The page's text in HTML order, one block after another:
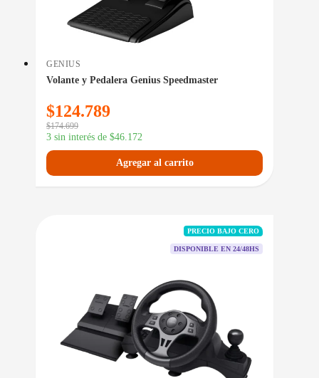
GENIUS
Volante y Pedalera Genius Speedmaster
$124.789
$174.699
3 sin interés de $46.172
Agregar al carrito
PRECIO BAJO CERO
DISPONIBLE EN 24/48HS